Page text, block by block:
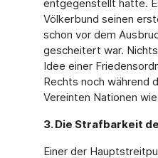
entgegenstellt hatte.
Völkerbund seinen
schon vor dem
gescheitert war.
Idee einer
Rechts noch während
Vereinten Nationen
3. Die Strafbarkeit
Einer der